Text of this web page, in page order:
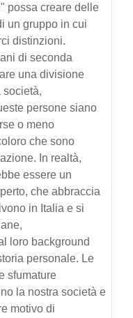
possa creare delle
un gruppo in cui
distinzioni.
di seconda
una divisione
società,
persone siano
o meno
che sono
In realtà,
essere un
che abbraccia
in Italia e si
loro background
personale. Le
sfumature
la nostra società e
motivo di